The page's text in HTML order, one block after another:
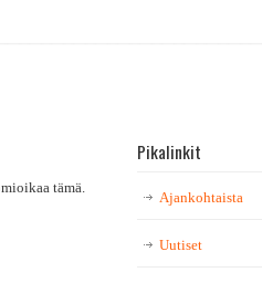
tämä.
Pikalinkit
Ajankohtaista
Uutiset